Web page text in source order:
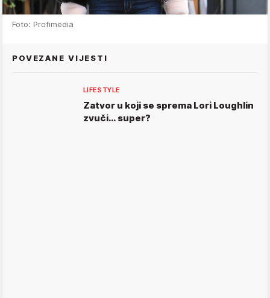
Foto: Profimedia
POVEZANE VIJESTI
LIFESTYLE
Zatvor u koji se sprema Lori Loughlin
zvuči… super?